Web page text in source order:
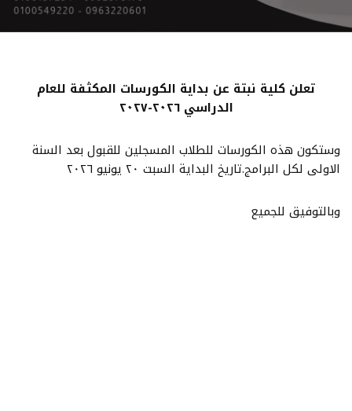
تعلن كلية نبتة عن بداية الكورسات المكثفة للعام
الدراسي ٢٠٢٦-٢٠٢٧
وستكون هذه الكورسات للطلاب المسجلين للقبول بعد السنة
الاولى لكل البرامج.تاريخ البداية السبت ٢٠ يونيو ٢٠٢٦
وبالتوفيق للجميع